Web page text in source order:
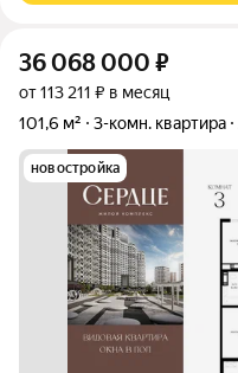
36 068 000 ₽
от 113 211 ₽ в месяц
101,6 м²
3-комн. квартира
новостройка